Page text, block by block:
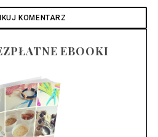
EBOOKI